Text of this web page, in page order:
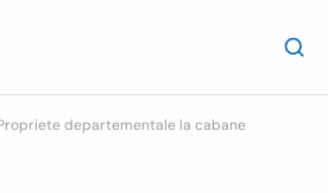
departementale la cabane